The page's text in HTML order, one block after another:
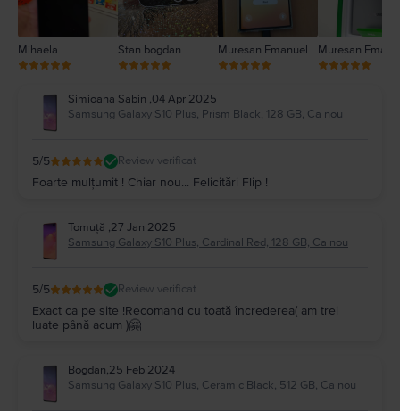
Mihaela Stan bogdan Muresan Emanuel Muresan
Simioana Sabin ,04 Apr 2025
Samsung Galaxy S10 Plus, Prism Black, 128 GB, Ca nou
5/5 Review verificat
Foarte mulțumit ! Chiar nou... Felicitări Flip !
Tomuță ,27 Jan 2025
Samsung Galaxy S10 Plus, Cardinal Red, 128 GB, Ca nou
5/5 Review verificat
Exact ca pe site !Recomand cu toată încrederea( am trei
luate până acum )🤗
Bogdan,25 Feb 2024
Samsung Galaxy S10 Plus, Ceramic Black, 512 GB, Ca nou